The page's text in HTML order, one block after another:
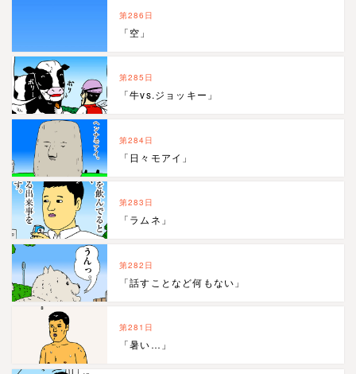
第286日
「空」
第285日
「牛vs.ジョッキー」
第284日
「日々モアイ」
第283日
「ラムネ」
第282日
「話すことなど何もない」
第281日
「暑い…」